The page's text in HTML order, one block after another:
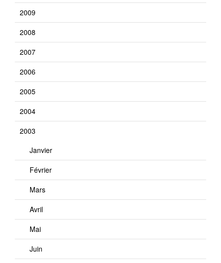
2009
2008
2007
2006
2005
2004
2003
Janvier
Février
Mars
Avril
Mai
Juin